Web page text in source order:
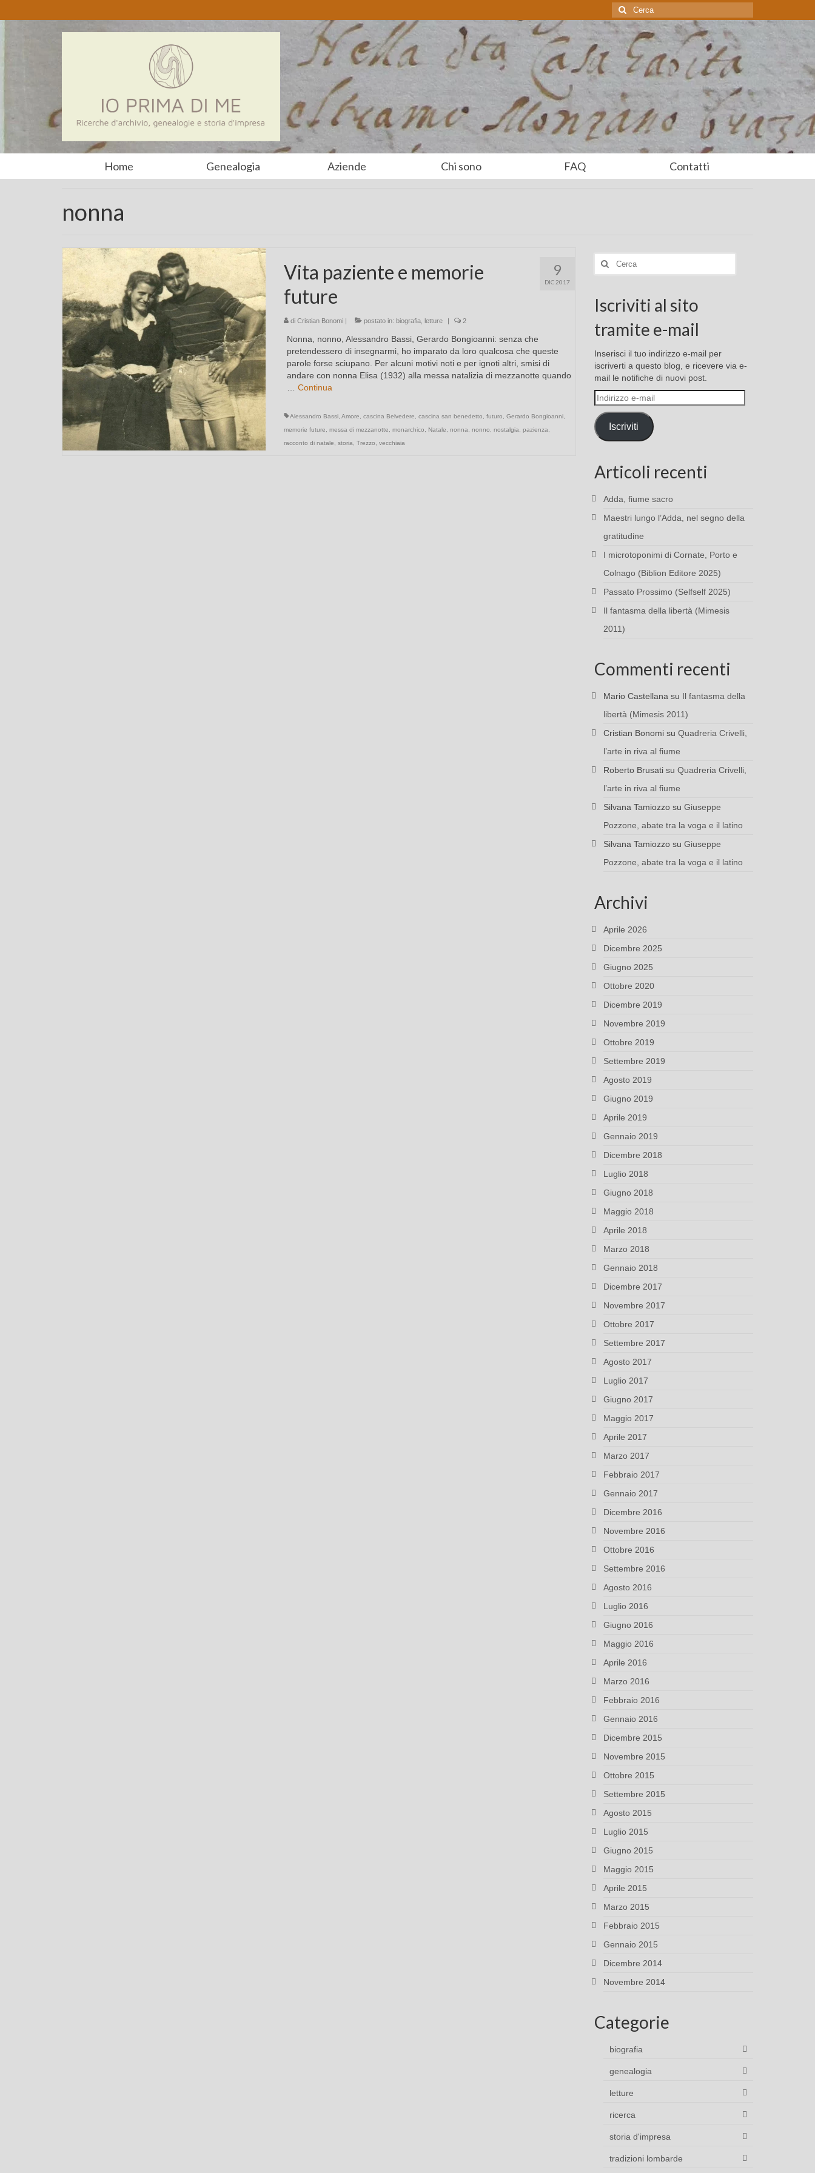
Cerca:
Home Genealogia Aziende Chi sono FAQ Contatti
nonna
9
DIC 2017
Vita paziente e memorie
future
di Cristian Bonomi| postato in: biografia, letture | 2
Nonna, nonno, Alessandro Bassi, Gerardo Bongioanni: senza che
pretendessero di insegnarmi, ho imparato da loro qualcosa che queste
parole forse sciupano. Per alcuni motivi noti e per ignoti altri, smisi di
andare con nonna Elisa (1932) alla messa natalizia di mezzanotte quando
Continua
Alessandro Bassi, Amore cascina Belvedere cascina san benedetto futuro Gerardo Bongioanni,
memorie future
messa di mezzanotte monarchico Natale nonna nonno nostalgia pazienza
racconto di natale
storia Trezzo vecchiaia
Cerca:
Iscriviti al sito
tramite e-mail
Inserisci il tuo indirizzo e-mail per
iscriverti a questo blog, e ricevere via e-
mail le notifiche di nuovi post.
Indirizzo
e-
mail
Iscriviti
Articoli recenti
Adda, fiume sacro
Maestri lungo l’Adda, nel segno della
gratitudine
I microtoponimi di Cornate, Porto e
Colnago (Biblion Editore 2025)
Passato Prossimo (Selfself 2025)
Il fantasma della libertà (Mimesis
2011)
Commenti recenti
Mario Castellana su Il fantasma della
libertà (Mimesis 2011)
Cristian Bonomisu Quadreria Crivelli,
l’arte in riva al fiume
Roberto Brusatisu Quadreria Crivelli,
l’arte in riva al fiume
Silvana Tamiozzosu Giuseppe
Pozzone, abate tra la voga e il latino
Silvana Tamiozzosu Giuseppe
Pozzone, abate tra la voga e il latino
Archivi
Aprile 2026
Dicembre 2025
Giugno 2025
Ottobre 2020
Dicembre 2019
Novembre 2019
Ottobre 2019
Settembre 2019
Agosto 2019
Giugno 2019
Aprile 2019
Gennaio 2019
Dicembre 2018
Luglio 2018
Giugno 2018
Maggio 2018
Aprile 2018
Marzo 2018
Gennaio 2018
Dicembre 2017
Novembre 2017
Ottobre 2017
Settembre 2017
Agosto 2017
Luglio 2017
Giugno 2017
Maggio 2017
Aprile 2017
Marzo 2017
Febbraio 2017
Gennaio 2017
Dicembre 2016
Novembre 2016
Ottobre 2016
Settembre 2016
Agosto 2016
Luglio 2016
Giugno 2016
Maggio 2016
Aprile 2016
Marzo 2016
Febbraio 2016
Gennaio 2016
Dicembre 2015
Novembre 2015
Ottobre 2015
Settembre 2015
Agosto 2015
Luglio 2015
Giugno 2015
Maggio 2015
Aprile 2015
Marzo 2015
Febbraio 2015
Gennaio 2015
Dicembre 2014
Novembre 2014
Categorie
biografia
genealogia
letture
ricerca
storia d'impresa
tradizioni lombarde